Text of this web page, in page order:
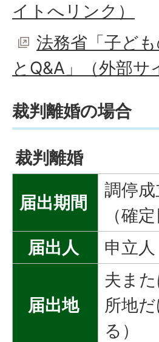
イトへリンク）
法務省「子ど
とQ&A」（外部
裁判離婚の場合
裁判離婚
届出期間
調停
（確
届出人
申立人
届出地
夫ま
所地
る）